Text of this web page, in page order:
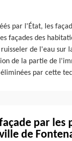
par l'État, les
façades des
de l'eau sur
de la partie de
par cette
par les
de